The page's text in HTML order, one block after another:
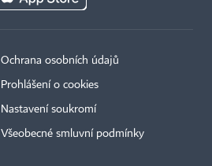
Ochrana osobních údajů
Prohlášení o cookies
Nastavení soukromí
Všeobecné smluvní podmínky